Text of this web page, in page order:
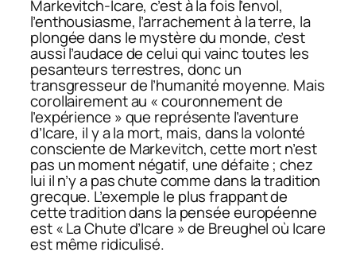
Markevitch-Icare, c’est à la fois l’envol,
l’enthousiasme, l’arrachement à la terre, la
plongée dans le mystère du monde, c’est
aussi l’audace de celui qui vainc toutes les
pesanteurs terrestres, donc un
transgresseur de l’humanité moyenne. Mais
corollairement au « couronnement de
l’expérience » que représente l’aventure
d’Icare, il y a la mort, mais, dans la volonté
consciente de Markevitch, cette mort n’est
pas un moment négatif, une défaite ; chez
lui il n’y a pas chute comme dans la tradition
grecque. L’exemple le plus frappant de
cette tradition dans la pensée européenne
est « La Chute d’Icare » de Breughel où Icare
est même ridiculisé.